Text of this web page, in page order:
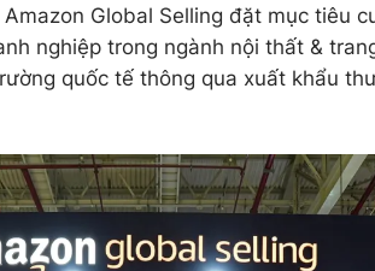
Global Selling đặt mục tiêu
nghiệp trong ngành nội thất &
quốc tế thông qua xuất khẩu